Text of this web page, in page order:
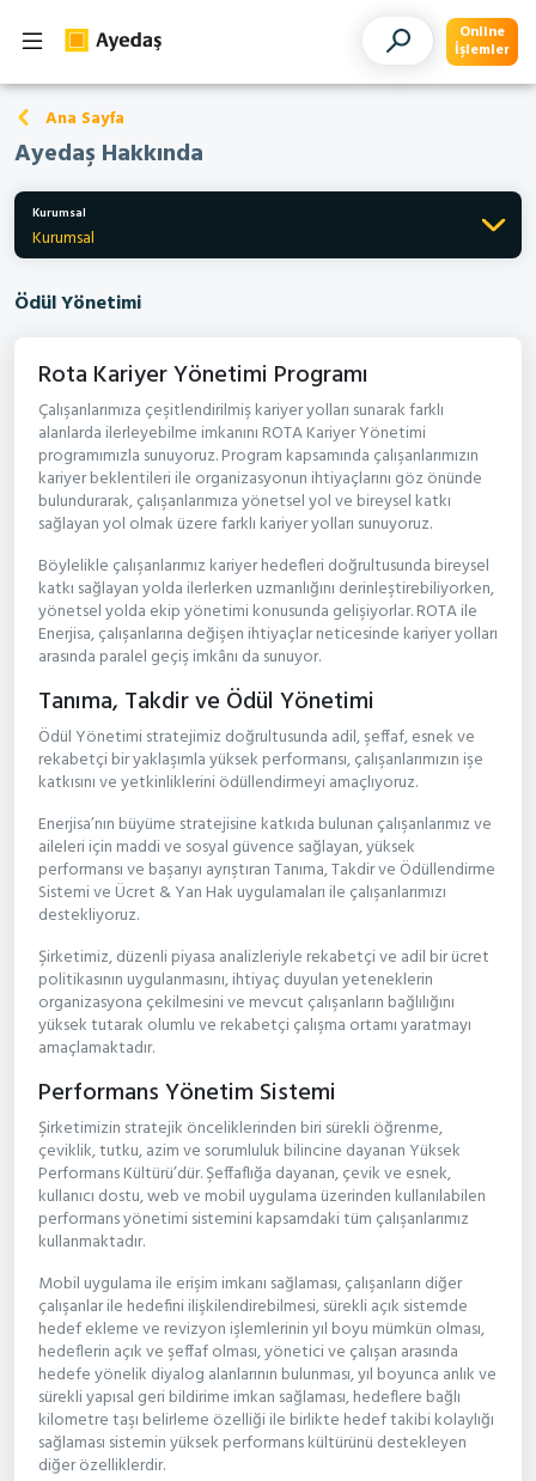
Online
İşlemler
Ana Sayfa
Ayedaş Hakkında
Kurumsal
Kurumsal
Ödül Yönetimi
Rota Kariyer Yönetimi Programı
Çalışanlarımıza çeşitlendirilmiş kariyer yolları sunarak farklı
alanlarda ilerleyebilme imkanını ROTA Kariyer Yönetimi
programımızla sunuyoruz. Program kapsamında çalışanlarımızın
kariyer beklentileri ile organizasyonun ihtiyaçlarını göz önünde
bulundurarak, çalışanlarımıza yönetsel yol ve bireysel katkı
sağlayan yol olmak üzere farklı kariyer yolları sunuyoruz.
Böylelikle çalışanlarımız kariyer hedefleri doğrultusunda bireysel
katkı sağlayan yolda ilerlerken uzmanlığını derinleştirebiliyorken,
yönetsel yolda ekip yönetimi konusunda gelişiyorlar. ROTA ile
Enerjisa, çalışanlarına değişen ihtiyaçlar neticesinde kariyer yolları
arasında paralel geçiş imkânı da sunuyor.
Tanıma, Takdir ve Ödül Yönetimi
Ödül Yönetimi stratejimiz doğrultusunda adil, şeffaf, esnek ve
rekabetçi bir yaklaşımla yüksek performansı, çalışanlarımızın işe
katkısını ve yetkinliklerini ödüllendirmeyi amaçlıyoruz.
Enerjisa’nın büyüme stratejisine katkıda bulunan çalışanlarımız ve
aileleri için maddi ve sosyal güvence sağlayan, yüksek
performansı ve başarıyı ayrıştıran Tanıma, Takdir ve Ödüllendirme
Sistemi ve Ücret & Yan Hak uygulamaları ile çalışanlarımızı
destekliyoruz.
Şirketimiz, düzenli piyasa analizleriyle rekabetçi ve adil bir ücret
politikasının uygulanmasını, ihtiyaç duyulan yeteneklerin
organizasyona çekilmesini ve mevcut çalışanların bağlılığını
yüksek tutarak olumlu ve rekabetçi çalışma ortamı yaratmayı
amaçlamaktadır.
Performans Yönetim Sistemi
Şirketimizin stratejik önceliklerinden biri sürekli öğrenme,
çeviklik, tutku, azim ve sorumluluk bilincine dayanan Yüksek
Performans Kültürü’dür. Şeffaflığa dayanan, çevik ve esnek,
kullanıcı dostu, web ve mobil uygulama üzerinden kullanılabilen
performans yönetimi sistemini kapsamdaki tüm çalışanlarımız
kullanmaktadır.
Mobil uygulama ile erişim imkanı sağlaması, çalışanların diğer
çalışanlar ile hedefini ilişkilendirebilmesi, sürekli açık sistemde
hedef ekleme ve revizyon işlemlerinin yıl boyu mümkün olması,
hedeflerin açık ve şeffaf olması, yönetici ve çalışan arasında
hedefe yönelik diyalog alanlarının bulunması, yıl boyunca anlık ve
sürekli yapısal geri bildirime imkan sağlaması, hedeflere bağlı
kilometre taşı belirleme özelliği ile birlikte hedef takibi kolaylığı
sağlaması sistemin yüksek performans kültürünü destekleyen
diğer özelliklerdir.